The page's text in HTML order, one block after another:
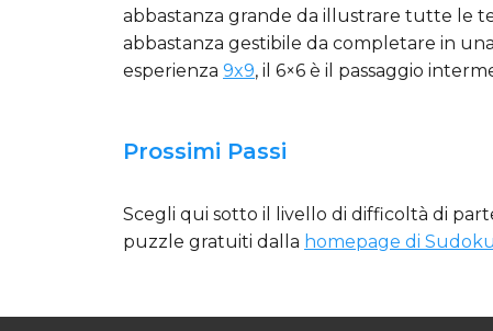
abbastanza grande da illustrare tutte le
abbastanza gestibile da completare in
esperienza 9x9, il 6×6 è il passaggio
Prossimi Passi
Scegli qui sotto il livello di difficoltà di
puzzle gratuiti dalla homepage di